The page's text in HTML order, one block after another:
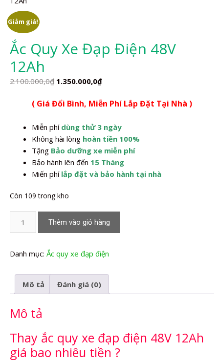
Giảm giá!
Ắc Quy Xe Đạp Điện 48V
12Ah
2.100.000,0₫ Giá
là:
1.350.000,0₫Giá
tại
1.350.000,0₫.
( Giá Đổi Bình, Miễn Phí Lắp Đặt Tại Nhà )
Miễn phí dùng thử 3 ngày
Không hài lòng hoàn tiền 100%
Tặng Bảo dưỡng xe miễn phí
Bảo hành lên đến 15 Tháng
Miến phí lắp đặt và bảo hành tại nhà
Còn 109 trong kho
Đạp
48V
12Ah
lượng
Thêm vào giỏ hàng
Danh mục: Ắc quy xe đạp điện
Mô tả Đánh giá (0)
Mô tả
Thay ắc quy xe đạp điện 48V 12Ah
giá bao nhiêu tiền ?